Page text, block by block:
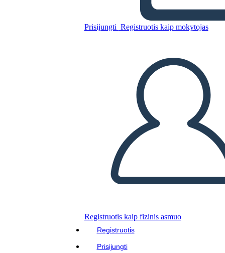
Prisijungti Registruotis kaip mokytojas
Registruotis kaip fizinis asmuo
Registruotis
Prisijungti
The creation
SUKURTI SIUŽETINĘ LENTĄ
PALEISTI SKAIDRIŲ DEMONSTRACIJĄ
SKAITYK MAN